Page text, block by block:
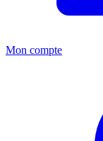
Mon compte